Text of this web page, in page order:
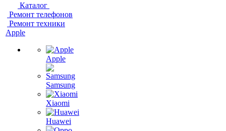
Каталог
Ремонт телефонов
Ремонт техники
Apple
Apple
Samsung
Xiaomi
Huawei